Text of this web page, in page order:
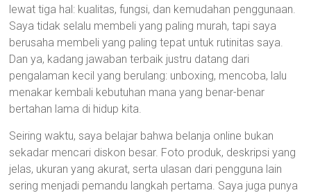
lewat tiga hal: kualitas, fungsi, dan kemudahan penggunaan.
Saya tidak selalu membeli yang paling murah, tapi saya
berusaha membeli yang paling tepat untuk rutinitas saya.
Dan ya, kadang jawaban terbaik justru datang dari
pengalaman kecil yang berulang: unboxing, mencoba, lalu
menakar kembali kebutuhan mana yang benar-benar
bertahan lama di hidup kita.
Seiring waktu, saya belajar bahwa belanja online bukan
sekadar mencari diskon besar. Foto produk, deskripsi yang
jelas, ukuran yang akurat, serta ulasan dari pengguna lain
sering menjadi pemandu langkah pertama. Saya juga punya